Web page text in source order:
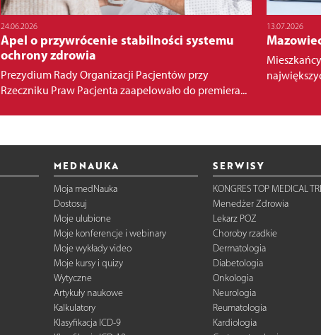
24.06.2026
Apel o przywrócenie stabilności systemu
ochrony zdrowia
Prezydium Rady Organizacji Pacjentów przy
Rzeczniku Praw Pacjenta zaapelowało do premiera...
13.07.2026
MEDNAUKA
Moja medNauka
Dostosuj
Moje ulubione
Moje konferencje i webinary
Moje wykłady video
Moje kursy i quizy
Wytyczne
Artykuły naukowe
Kalkulatory
Klasyfikacja ICD-9
SERWISY
KONGRES TOP MEDICAL
Menedżer Zdrowia
Lekarz POZ
Choroby rzadkie
Dermatologia
Diabetologia
Onkologia
Neurologia
Reumatologia
Kardiologia